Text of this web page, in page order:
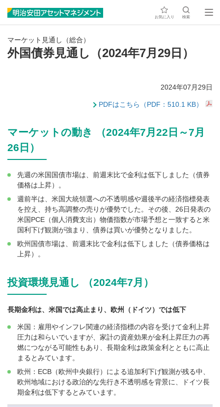
お気に入り 検索
マーケット見通し（総合）
外国債券見通し（2024年7月29日）
2024年07月29日
PDFはこちら（PDF：510.1 KB）
マーケットの動き （2024年7月22日～7月
26日）
先週の米国国債市場は、前週末比で金利は低下しました（債券
価格は上昇）。
週前半は、米国大統領選への不透明感や週後半の経済指標発表
を控え、持ち高調整の売りが優勢でした。その後、26日発表の
米国PCE（個人消費支出）物価指数が市場予想と一致すると米
国利下げ観測が強まり、債券は買いが優勢となりました。
欧州国債市場は、前週末比で金利は低下しました（債券価格は
上昇）。
投資環境見通し （2024年7月）
長期金利は、米国では高止まり、欧州（ドイツ）では低下
米国：雇用やインフレ関連の経済指標の内容を受けて金利上昇
圧力は和らいでいますが、家計の資産効果が金利上昇圧力の再
燃につながる可能性もあり、長期金利は政策金利とともに高止
まるとみています。
欧州：ECB（欧州中央銀行）による追加利下げ観測が残る中、
欧州地域における政治的な先行き不透明感を背景に、ドイツ長
期金利は低下するとみています。